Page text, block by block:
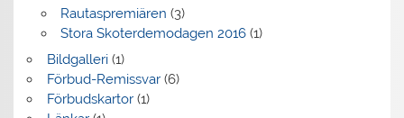
Rautaspremiären (3)
Stora Skoterdemodagen 2016(1)
Bildgalleri(1)
Förbud-Remissvar(6)
Förbudskartor(1)